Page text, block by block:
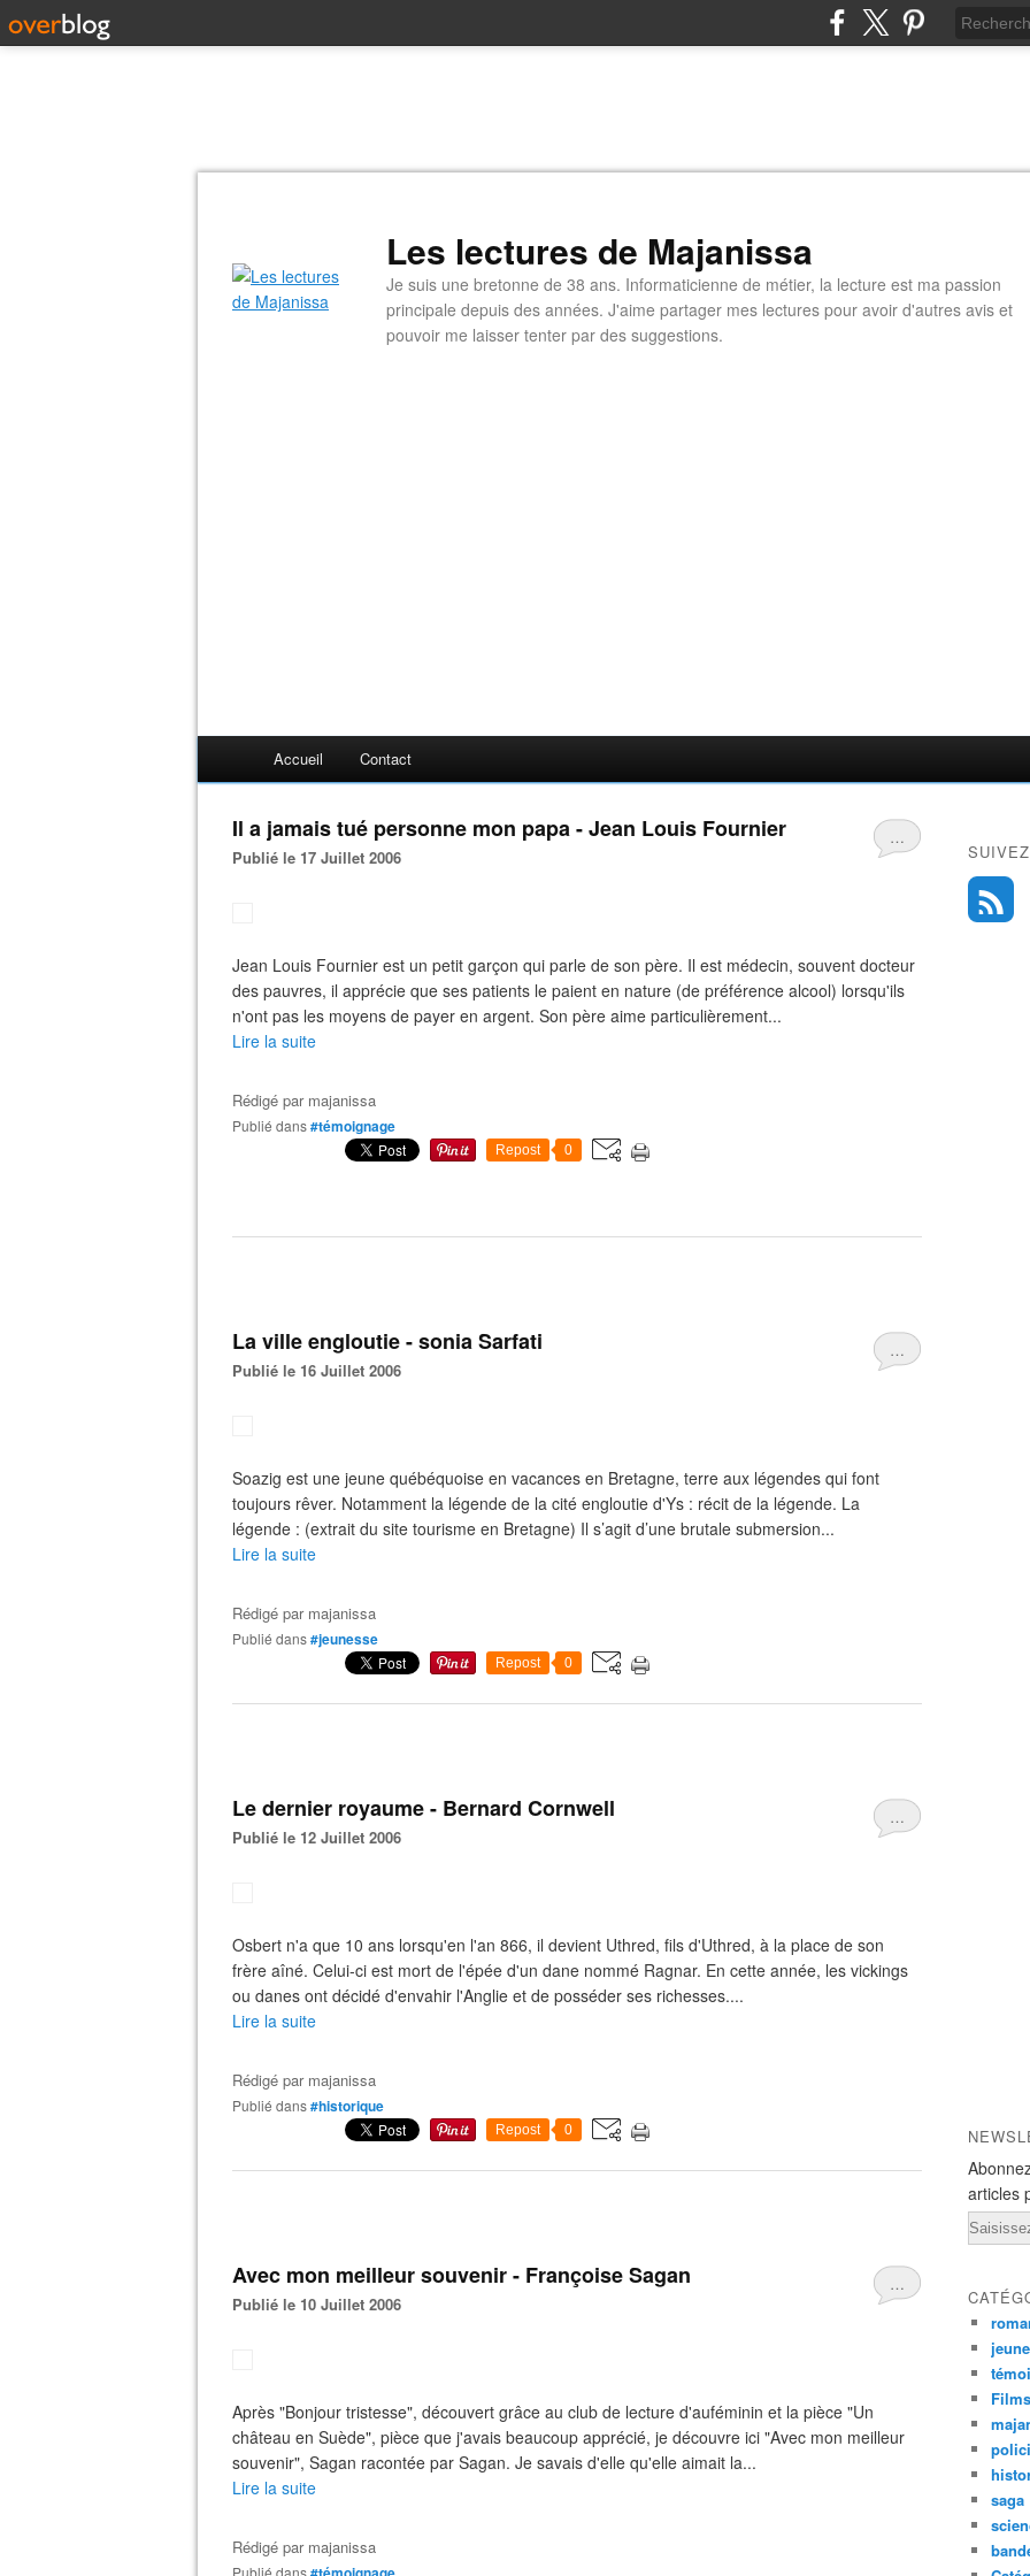
Les lectures de Majanissa
Je suis une bretonne de 38 ans. Informaticienne de métier, la lecture est ma passion
principale depuis des années. J'aime partager mes lectures pour avoir d'autres avis et
pouvoir me laisser tenter par des suggestions.
Accueil Contact
…
Il a jamais tué personne mon papa - Jean Louis Fournier
Publié le 17 Juillet 2006
Jean Louis Fournier est un petit garçon qui parle de son père. Il est médecin, souvent docteur
des pauvres, il apprécie que ses patients le paient en nature (de préférence alcool) lorsqu'ils
n'ont pas les moyens de payer en argent. Son père aime particulièrement...
Lire la suite
Rédigé par majanissa
Publié dans#témoignage
Repost 0
…
La ville engloutie - sonia Sarfati
Publié le 16 Juillet 2006
Soazig est une jeune québéquoise en vacances en Bretagne, terre aux légendes qui font
toujours rêver. Notamment la légende de la cité engloutie d'Ys : récit de la légende. La
légende : (extrait du site tourisme en Bretagne) Il s’agit d’une brutale submersion...
Lire la suite
Rédigé par majanissa
Publié dans#jeunesse
Repost 0
…
Le dernier royaume - Bernard Cornwell
Publié le 12 Juillet 2006
Osbert n'a que 10 ans lorsqu'en l'an 866, il devient Uthred, fils d'Uthred, à la place de son
frère aîné. Celui-ci est mort de l'épée d'un dane nommé Ragnar. En cette année, les vickings
ou danes ont décidé d'envahir l'Anglie et de posséder ses richesses....
Lire la suite
Rédigé par majanissa
Publié dans#historique
Repost 0
…
Avec mon meilleur souvenir - Françoise Sagan
Publié le 10 Juillet 2006
Après "Bonjour tristesse", découvert grâce au club de lecture d'auféminin et la pièce "Un
château en Suède", pièce que j'avais beaucoup apprécié, je découvre ici "Avec mon meilleur
souvenir", Sagan racontée par Sagan. Je savais d'elle qu'elle aimait la...
Lire la suite
Rédigé par majanissa
Publié dans
articles
Email
Films
saga